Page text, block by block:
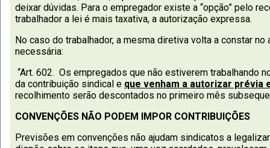
deixar dúvidas. Para o empregador existe a “opção” pelo
trabalhador a lei é mais taxativa, a autorização expressa.
No caso do trabalhador, a mesma diretiva volta a constar no
necessária:
“Art. 602. Os empregados que não estiverem trabalhando
da contribuição sindical e que venham a autorizar prévia
recolhimento serão descontados no primeiro mês
CONVENÇÕES NÃO PODEM IMPOR CONTRIBUIÇÕES
Previsões em convenções não ajudam sindicatos a